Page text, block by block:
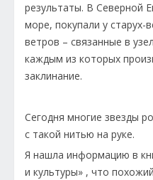
результаты. В Северной
море, покупали у старух-
ветров – связанные в
каждым из которых
заклинание.
Сегодня многие звезды
с такой нитью на руке.
Я нашла информацию в
и культуры» , что